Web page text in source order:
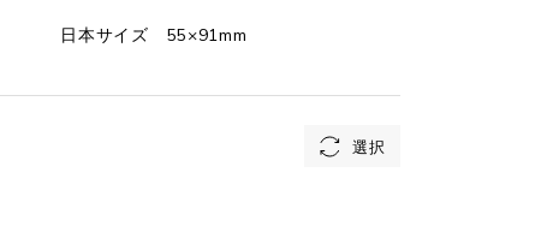
日本サイズ 55×91mm